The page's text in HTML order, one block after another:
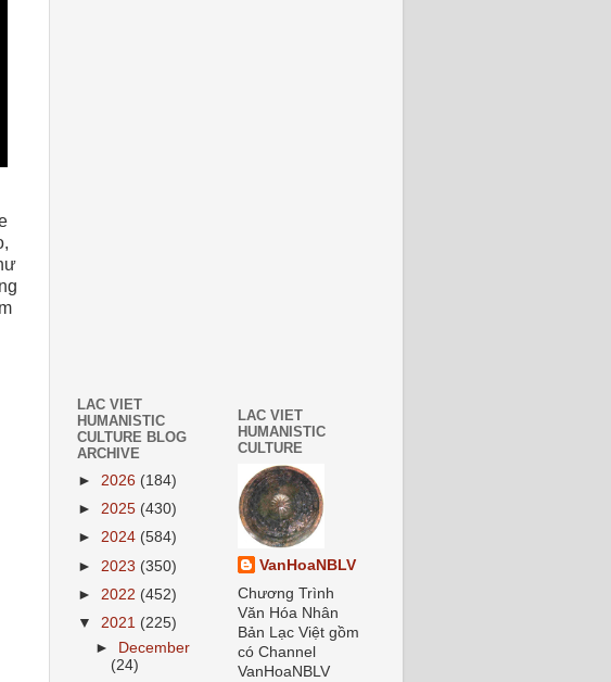
LAC VIET
HUMANISTIC
CULTURE BLOG
ARCHIVE
► 2026 (184)
► 2025 (430)
► 2024 (584)
► 2023 (350)
► 2022 (452)
▼ 2021 (225)
► December
(24)
LAC VIET
HUMANISTIC
CULTURE
VanHoaNBLV
Chương Trình
Văn Hóa Nhân
Bản Lạc Việt gồm
có Channel
VanHoaNBLV